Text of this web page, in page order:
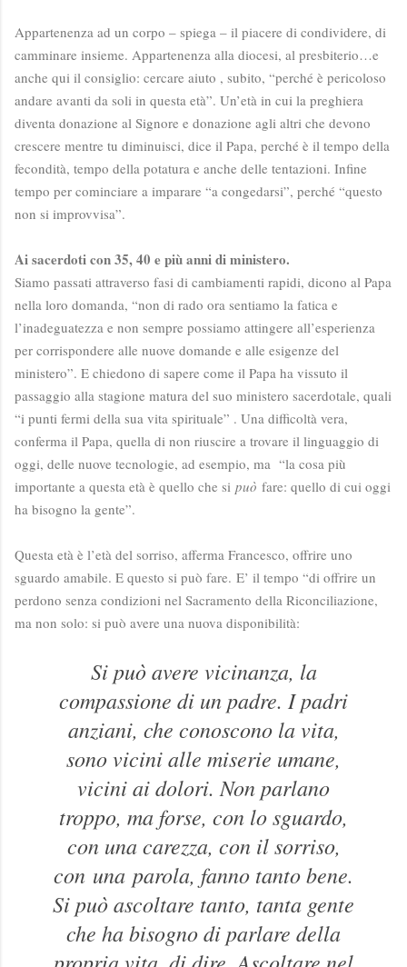
Appartenenza ad un corpo – spiega – il piacere di condividere, di
camminare insieme. Appartenenza alla diocesi, al presbiterio…e
anche qui il consiglio: cercare aiuto , subito, “perché è pericoloso
andare avanti da soli in questa età”. Un’età in cui la preghiera
diventa donazione al Signore e donazione agli altri che devono
crescere mentre tu diminuisci, dice il Papa, perché è il tempo della
fecondità, tempo della potatura e anche delle tentazioni. Infine
tempo per cominciare a imparare “a congedarsi”, perché “questo
non si improvvisa”.
Ai sacerdoti con 35, 40 e più anni di ministero.
Siamo passati attraverso fasi di cambiamenti rapidi, dicono al Papa
nella loro domanda, “non di rado ora sentiamo la fatica e
l’inadeguatezza e non sempre possiamo attingere all’esperienza
per corrispondere alle nuove domande e alle esigenze del
ministero”. E chiedono di sapere come il Papa ha vissuto il
passaggio alla stagione matura del suo ministero sacerdotale, quali
“i punti fermi della sua vita spirituale” . Una difficoltà vera,
conferma il Papa, quella di non riuscire a trovare il linguaggio di
oggi, delle nuove tecnologie, ad esempio, ma “la cosa più
importante a questa età è quello che si può fare: quello di cui oggi
ha bisogno la gente”.
Questa età è l’età del sorriso, afferma Francesco, offrire uno
sguardo amabile. E questo si può fare. E’ il tempo “di offrire un
perdono senza condizioni nel Sacramento della Riconciliazione,
ma non solo: si può avere una nuova disponibilità:
Si può avere vicinanza, la
compassione di un padre. I padri
anziani, che conoscono la vita,
sono vicini alle miserie umane,
vicini ai dolori. Non parlano
troppo, ma forse, con lo sguardo,
con una carezza, con il sorriso,
con una parola, fanno tanto bene.
Si può ascoltare tanto, tanta gente
che ha bisogno di parlare della
propria vita, di dire. Ascoltare nel